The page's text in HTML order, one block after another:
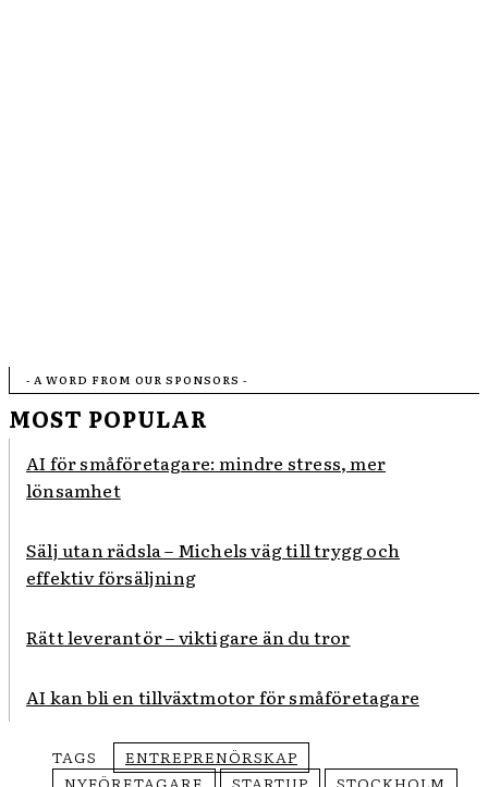
- A WORD FROM OUR SPONSORS -
MOST POPULAR
AI för småföretagare: mindre stress, mer
lönsamhet
Sälj utan rädsla – Michels väg till trygg och
effektiv försäljning
Rätt leverantör – viktigare än du tror
AI kan bli en tillväxtmotor för småföretagare
TAGS
ENTREPRENÖRSKAP
NYFÖRETAGARE
STARTUP STOCKHOLM